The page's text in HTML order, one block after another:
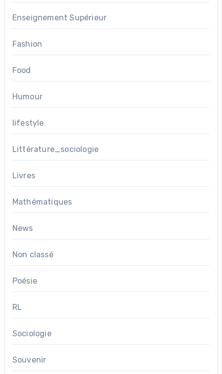
Enseignement Supérieur
Fashion
Food
Humour
lifestyle
Littérature_sociologie
Livres
Mathématiques
News
Non classé
Poésie
RL
Sociologie
Souvenir